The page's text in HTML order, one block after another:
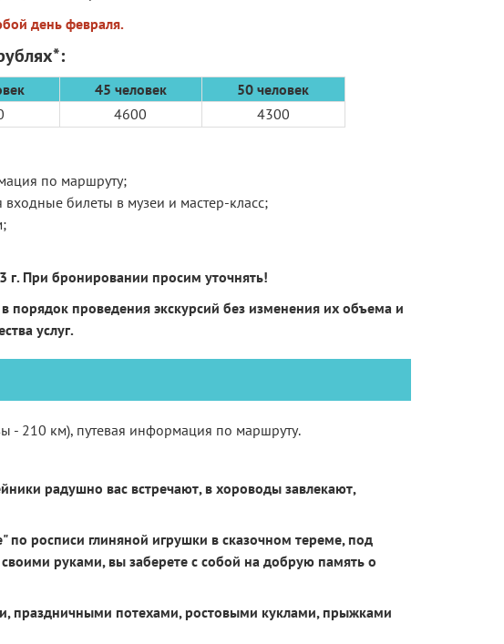
день февраля.
45 человек
50 человек
4600 4300
по маршруту;
билеты в музеи и мастер-класс;
г. При бронировании просим уточнять!
порядок проведения экскурсий без изменения их объема и
услуг.
- 210 км), путевая информация по маршруту.
радушно вас встречают, в хороводы завлекают,
по росписи глиняной игрушки в сказочном тереме, под
руками, вы заберете с собой на добрую память о
праздничными потехами, ростовыми куклами, прыжками